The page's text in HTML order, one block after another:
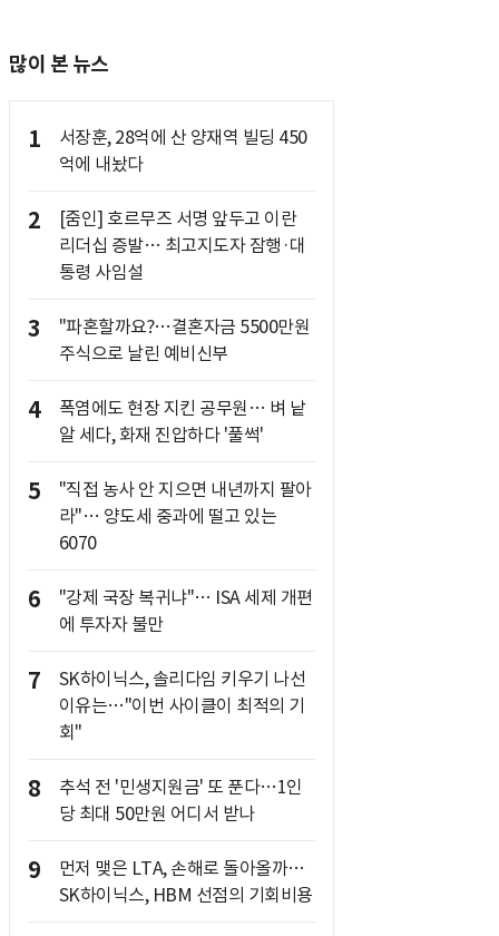
많이 본 뉴스
1
서장훈, 28억에 산 양재역 빌딩 450
억에 내놨다
2
[줌인] 호르무즈 서명 앞두고 이란
리더십 증발… 최고지도자 잠행·대
통령 사임설
3
"파혼할까요?…결혼자금 5500만원
주식으로 날린 예비신부
4
폭염에도 현장 지킨 공무원… 벼 낱
알 세다, 화재 진압하다 '풀썩'
5
"직접 농사 안 지으면 내년까지 팔아
라"… 양도세 중과에 떨고 있는
6070
6
"강제 국장 복귀냐"… ISA 세제 개편
에 투자자 불만
7
SK하이닉스, 솔리다임 키우기 나선
이유는…"이번 사이클이 최적의 기
회"
8
추석 전 '민생지원금' 또 푼다…1인
당 최대 50만원 어디서 받나
9
먼저 맺은 LTA, 손해로 돌아올까…
SK하이닉스, HBM 선점의 기회비용